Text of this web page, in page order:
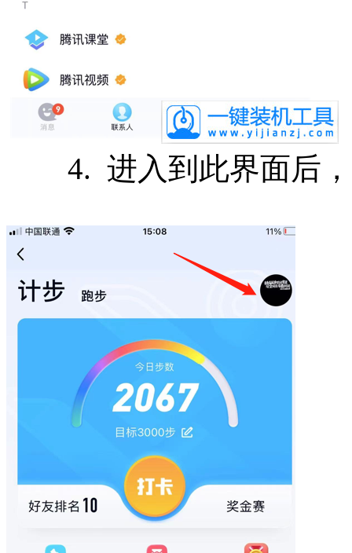
4. 进入到此界面后，